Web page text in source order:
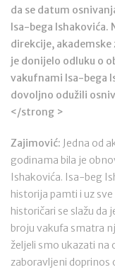
da se datum
Isa-bega Ishakovića.
direkcije, akademske
je donijelo odluku o
vakufnami Isa-bega
dovoljno odužili
</strong >
Zajimović: Jedna od
godinama bila je
Ishakovića. Isa-beg
historija pamti i uz
historičari se slažu da
broju vakufa smatra
željeli smo ukazati na
zaboravljeni doprinos